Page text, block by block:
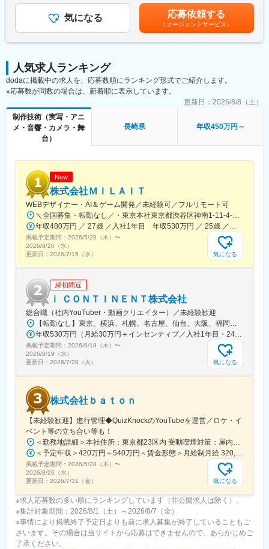
・自身のネットワークや人脈を活用した新規案件の創出（リード
獲得、ターゲット企業の選定、アプローチ設計、ニーズ発掘、初
期提案、必要に応じたアウトバウンド活動）
イターとの連携による提案の具体化
・受注案件の進行管理やクライアント折衝、期待値コントロー
ル、継続案件・アップセルに向けた関係構築
・中長期的なパートナーシップ構築、将来的には新規事業立ち上
げやアライアンス推進にも関与
■扱うサービス
企業VP、広告動画、SNS向けコンテンツ等、デジタルマーケティ
■就業環境
原則フルリモート勤務で、稼働時間や場所は自由。既存案件との
兼務も可能です。
変更の範囲：会社の定める業務
ンティブは案件創出・受注実績に応じて支給スキル・経験・稼働
条件に応じて、報酬条件は柔軟にご相談可能です。賃金はあくま
でも目安の金額であり、選考を通じて上下する可能性がありま
す。月給(月額)は固定手当を含めた表記です。
気になる 応募依頼する
（エージェントサービス）
人気求人ランキング
dodaに掲載中の求人を、応募数順にランキング形式でご紹介します。
※応募数が同数の場合は、新着順に表示しています。
更新日： 2026/8/8（土）
制作技術（実写・アニ
メ・音響・カメラ・舞
台）
長崎県 年収450万円～
New
株式会社ＭＩＬＡＩＴ
WEBデザイナー・AI＆ゲーム開発／未経験可／フルリモート可
＼全国募集・転勤なし／・東京本社東京都渋谷区神南1-11-4-5F・東京支社東京都港区六本木6-10-1 六本木ヒルズ森タワー・大阪支社：大阪府大阪市北区梅田2-4-9 ブリーゼタワー1-2F・他各地のプロジェクト先※勤務地は希望を最大限考慮して決定します。※転勤なし、Uターン・Iターン歓迎※実務経験者（即戦力枠）の方は、フルリモート（完全在宅勤務）OKです。【アクセス】・東京本社各線「渋谷駅」より徒歩3分・東京支社各線「六本木駅」より徒歩3分・大阪支社JR各線「大阪駅」「梅田駅」より徒歩6分OsakaMetro四つ橋線「西梅田駅」より徒歩3分JR東西線・学研都市線「北新地駅」より徒歩3分
年収480万円 ／ 27歳 ／入社1年目 年収530万円 ／ 25歳 ／入社3年目
掲載予定期間： 2026/5/28（木） 〜
2026/8/26（水）
更新日： 2026/7/15（水） 気になる
締切間近
ｉ ＣＯＮＴＩＮＥＮＴ株式会社
総合職（社内YouTuber・動画クリエイター）／未経験歓迎
【転勤なし】東京、横浜、札幌、名古屋、仙台、大阪、福岡など全国各地に勤務地多数！◎各勤務地へ直行直帰OK└居住地を考慮し勤務先を決定します◎入社後、経験・スキルに伴い在宅、リモート案件もあり【東京渋谷本社】東京都渋谷区渋谷2-21-1 渋谷ヒカリエ33F【東京BPOセンター】東京都多摩市鶴牧1丁目4-17 いずみビル7F【東京南池袋オフィス】東京都豊島区南池袋1-12-7 MIビル9F【東京西新宿オフィス】東京都新宿区西新宿三丁目3-13 西新宿水間ビル6F【横浜オフィス】神奈川県横浜市西区北幸2丁目10-28 むつみビル3F【札幌オフィス】北海道札幌市北区北7条西4丁目1番地1 トーカン札幌第一キャステール607【仙台オフィス】宮城県仙台市青葉区本町1-5-28 カーニープレイス仙台駅前通6F【名古屋オフィス】愛知県名古屋市中区栄5-26-39 GS栄ビル3F【大阪オフィス】大阪府大阪市中央区南船場4-10-5 南船場SOHOビル7F【福岡オフィス】福岡県福岡市博多区博多駅前3-7-35 博多ハイテックビル5F
年収530万円（月給30万円＋インセンティブ／入社1年目・24歳） 年収770万円（月給35万円＋インセンティブ／入社3年目・29歳）
掲載予定期間： 2026/6/18（木） 〜
2026/8/19（水）
更新日： 2026/7/28（火） 気になる
株式会社ｂａｔｏｎ
【未経験歓迎】進行管理◆QuizKnockのYouTubeを運営／ロケ・イ
ベント等の立ち合い等も！
＜勤務地詳細＞本社住所：東京都23区内 受動喫煙対策：屋内全面禁煙変更の範囲：会社の定める事業所（リモートワーク含む）
＜予定年収＞420万円～540万円＜賃金形態＞月給制月給 320,000円～420,000円 ＜賃金内訳＞月額（基本給）：236,660円～312,850円固定残業手当/月：83,340円～107,150円（固定残業時間40時間0分/月）超過した時間外労働の残業手当は追加支給＜月給＞320,000円～420,000円（一律手当を含む）＜昇給有無＞有＜残業手当＞有＜給与補足＞■賞与：業績に応じて決算賞与を年度末に支給 ■社宅制度を利用しない場合は、住宅手当￥30,000を追加支給賃金はあくまでも目安の金額であり、選考を通じて上下する可能性があります。月給(月額)は固定手当を含めた表記です。
掲載予定期間： 2026/5/28（木） 〜
2026/8/26（水）
更新日： 2026/7/31（金） 気になる
※求人応募数の多い順にランキングしています（非公開求人は除く）。
※集計対象期間：2026/8/1（土）～2026/8/7（金）
※事情により掲載終了予定日よりも前に求人募集が終了していることもご
ざいます。その場合は当サイトから応募はできませんので、あらかじめご
了承ください。